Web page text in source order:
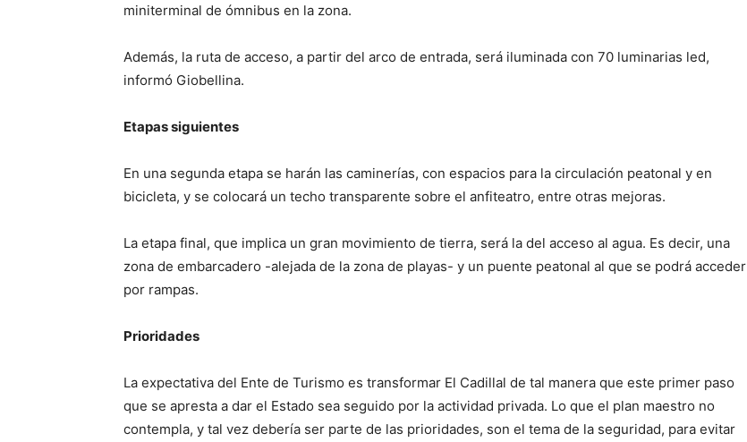
miniterminal de ómnibus en la zona.
Además, la ruta de acceso, a partir del arco de entrada, será iluminada con 70 luminarias led,
informó Giobellina.
Etapas siguientes
En una segunda etapa se harán las caminerías, con espacios para la circulación peatonal y en
bicicleta, y se colocará un techo transparente sobre el anfiteatro, entre otras mejoras.
La etapa final, que implica un gran movimiento de tierra, será la del acceso al agua. Es decir, una
zona de embarcadero -alejada de la zona de playas- y un puente peatonal al que se podrá acceder
por rampas.
Prioridades
La expectativa del Ente de Turismo es transformar El Cadillal de tal manera que este primer paso
que se apresta a dar el Estado sea seguido por la actividad privada. Lo que el plan maestro no
contempla, y tal vez debería ser parte de las prioridades, son el tema de la seguridad, para evitar